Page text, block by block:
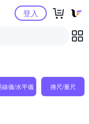
物中心登入
線儀/水平儀 捲尺/量尺